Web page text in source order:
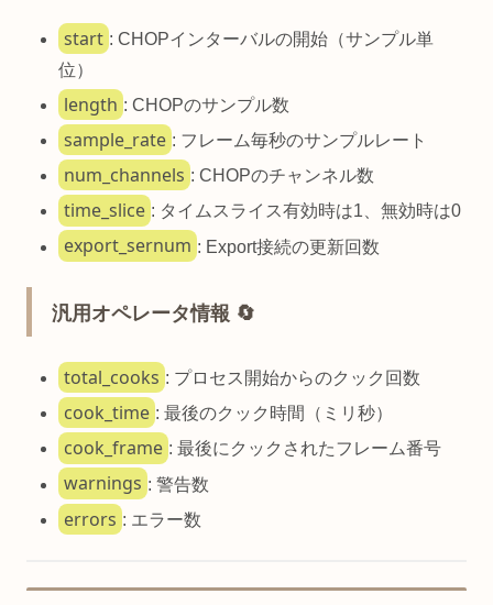
start : CHOPインターバルの開始（サンプル単
位）
length : CHOPのサンプル数
sample_rate : フレーム毎秒のサンプルレート
num_channels : CHOPのチャンネル数
time_slice : タイムスライス有効時は1、無効時は0
export_sernum : Export接続の更新回数
汎用オペレータ情報 🔄
total_cooks : プロセス開始からのクック回数
cook_time : 最後のクック時間（ミリ秒）
cook_frame : 最後にクックされたフレーム番号
warnings : 警告数
errors : エラー数